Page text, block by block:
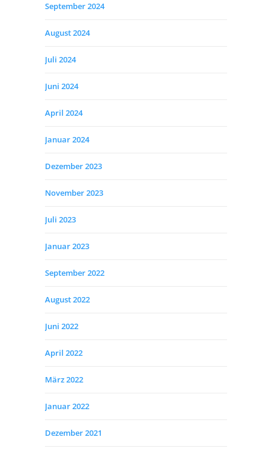
September 2024
August 2024
Juli 2024
Juni 2024
April 2024
Januar 2024
Dezember 2023
November 2023
Juli 2023
Januar 2023
September 2022
August 2022
Juni 2022
April 2022
März 2022
Januar 2022
Dezember 2021